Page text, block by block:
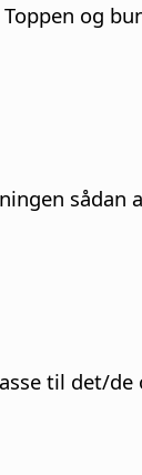
Toppen og
sådan
til det/de